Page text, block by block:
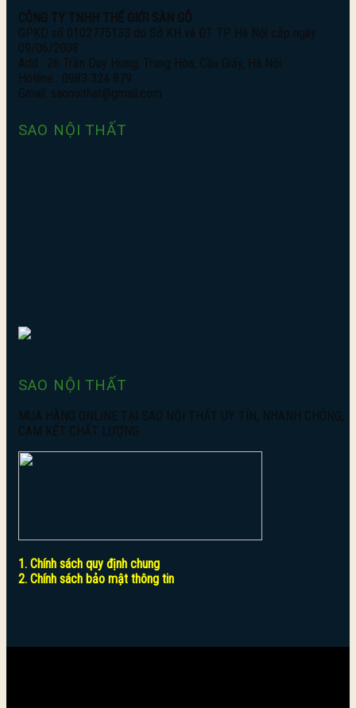
CÔNG TY TNHH THẾ GIỚI SÀN GỖ
GPKD số 0102775133 do Sở KH và ĐT TP Hà Nội cấp ngày
09/06/2008
Add : 26 Trần Duy Hưng, Trung Hòa, Cầu Giấy, Hà Nội
Hotline : 0983 324 879
Gmail: saonoithat@gmail.com
SAO NỘI THẤT
SAO NỘI THẤT
MUA HÀNG ONLINE TẠI SAO NỘI THẤT UY TÍN, NHANH CHÓNG,
CAM KẾT CHẤT LƯỢNG
1. Chính sách quy định chung
2. Chính sách bảo mật thông tin